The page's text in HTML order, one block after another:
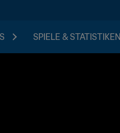
SPIELE & STATISTIKEN